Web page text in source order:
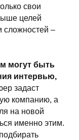
свои
целей
сложностей –
могут быть
интервью,
задаст
компанию, а
на новой
именно этим.